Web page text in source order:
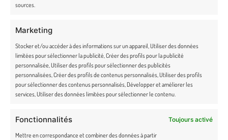
sources.
Marketing
Stocker et/ou accéder à des informations sur un appareil, Utiliser des données
limitées pour sélectionner la publicité, Créer des profils pour la publicité
personnalisée, Utiliser des profils pour sélectionner des publicités
personnalisées, Créer des profils de contenus personnalisés, Utiliser des profils
pour sélectionner des contenus personnalisés, Développer et améliorer les
services, Utiliser des données limitées pour sélectionner le contenu.
Fonctionnalités Toujours activé
Mettre en correspondance et combiner des données à partir
NEWSLETTER
Rejoignez la famille Truffe & Moustache et bénéficiez d’un code promo
exclusif ! Soyez les premiers à découvrir toutes nos actualités en avant-